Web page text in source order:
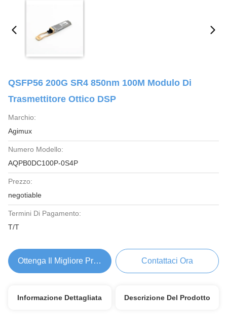
QSFP56 200G SR4 850nm 100M Modulo Di
Trasmettitore Ottico DSP
Marchio:
Agimux
Numero Modello:
AQPB0DC100P-0S4P
Prezzo:
negotiable
Termini Di Pagamento:
T/T
Ottenga Il Migliore Prezzo Contattaci Ora
Informazione Dettagliata Descrizione Del Prodotto